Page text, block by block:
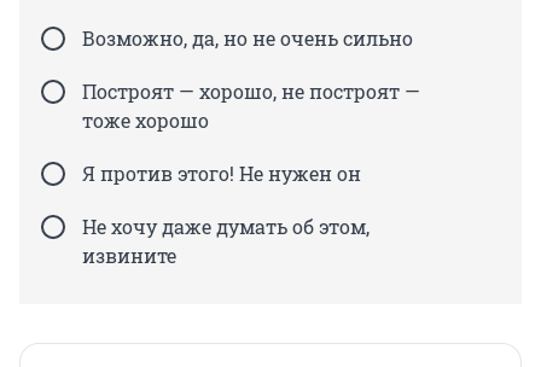
Возможно, да, но не очень сильно
Построят — хорошо, не построят —
тоже хорошо
Я против этого! Не нужен он
Не хочу даже думать об этом,
извините